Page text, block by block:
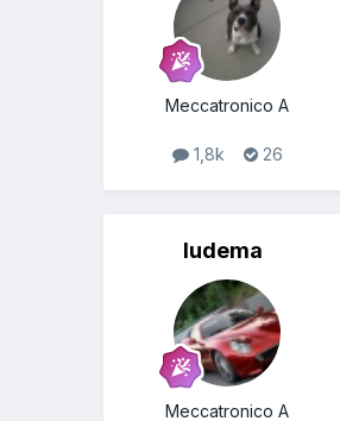
Meccatronico A
1,8k 26
ludema
Meccatronico A